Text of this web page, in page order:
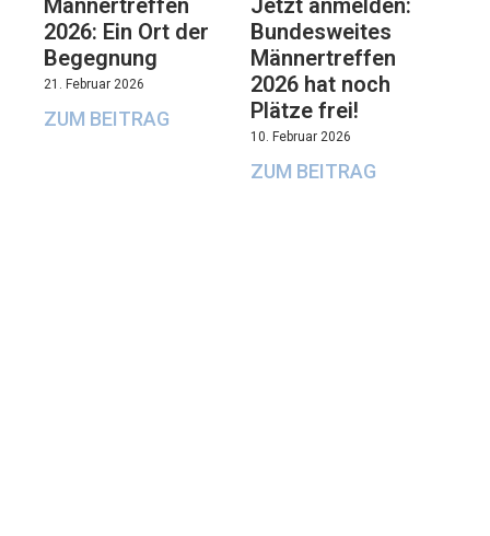
2026: Ein Ort der
Begegnung
21. Februar 2026
ZUM BEITRAG
Bundesweites
Männertreffen
2026 hat noch
Plätze frei!
10. Februar 2026
ZUM BEITRAG